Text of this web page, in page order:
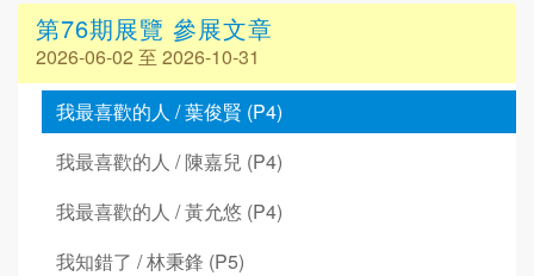
第76期展覽 參展文章
2026-06-02 至 2026-10-31
我最喜歡的人 / 葉俊賢 (P4)
我最喜歡的人 / 陳嘉兒 (P4)
我最喜歡的人 / 黃允悠 (P4)
我知錯了 / 林秉鋒 (P5)